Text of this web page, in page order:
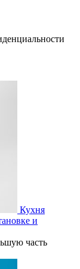
Кухня
и
часть